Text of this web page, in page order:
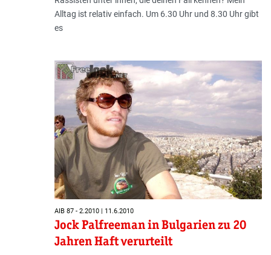
Alltag ist relativ einfach. Um 6.30 Uhr und 8.30 Uhr gibt
es
AIB 87 - 2.2010 | 11.6.2010
Jock Palfreeman in Bulgarien zu 20
Jahren Haft verurteilt